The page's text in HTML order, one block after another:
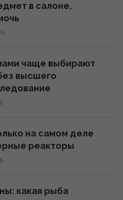
в салоне,
чаще выбирают
высшего
на самом деле
реакторы
какая рыба